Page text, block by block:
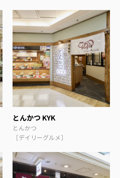
とんかつ KYK
とんかつ
［デイリーグルメ］